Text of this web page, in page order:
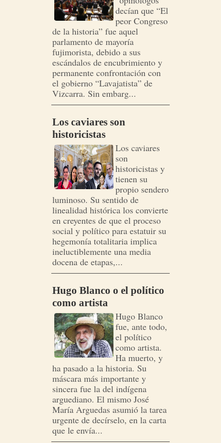
decían que “El
peor Congreso
de la historia” fue aquel
parlamento de mayoría
fujimorista, debido a sus
escándalos de encubrimiento y
permanente confrontación con
el gobierno “Lavajatista” de
Vizcarra. Sin embarg...
Los caviares son
historicistas
Los caviares
son
historicistas y
tienen su
propio sendero
luminoso. Su sentido de
linealidad histórica los convierte
en creyentes de que el proceso
social y político para estatuir su
hegemonía totalitaria implica
ineluctiblemente una media
docena de etapas,...
Hugo Blanco o el político
como artista
Hugo Blanco
fue, ante todo,
el político
como artista.
Ha muerto, y
ha pasado a la historia. Su
máscara más importante y
sincera fue la del indígena
arguediano. El mismo José
María Arguedas asumió la tarea
urgente de decírselo, en la carta
que le envía...